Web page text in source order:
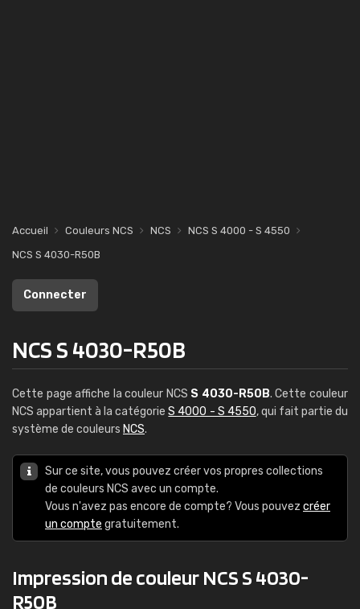
Accueil Couleurs NCS NCS
NCS S 4000 - S 4550
NCS S 4030-R50B
Connecter
NCS S 4030-R50B
Cette page affiche la couleur NCS S 4030-R50B. Cette couleur
NCS appartient à la catégorieS 4000 - S 4550, qui fait partie du
système de couleurs NCS.
Sur ce site, vous pouvez créer vos propres collections
de couleurs NCS avec un compte.
Vous n'avez pas encore de compte? Vous pouvez créer
un compte gratuitement.
Impression de couleur NCS S 4030-
R50B